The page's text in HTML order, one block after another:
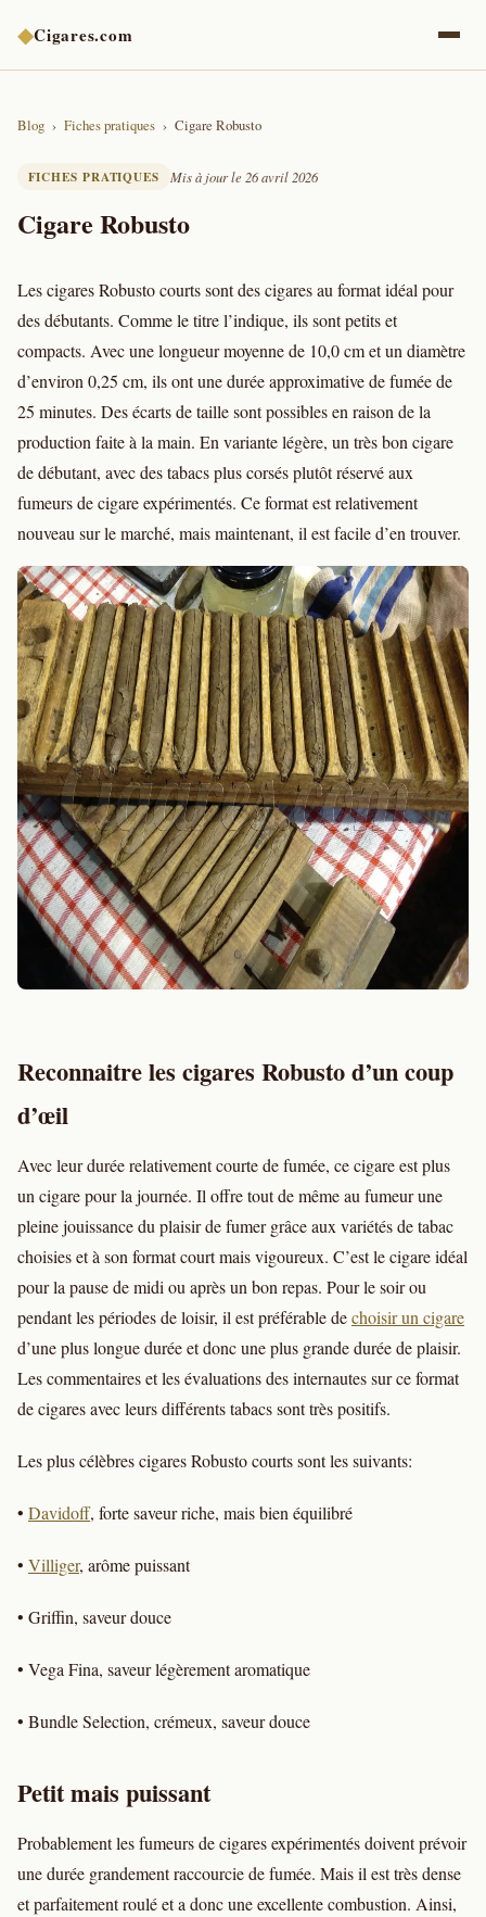
◆Cigares.com
Blog Fiches pratiques Cigare Robusto
FICHES PRATIQUES Mis à jour le 26 avril 2026
Cigare Robusto
Les cigares Robusto courts sont des cigares au format idéal pour
des débutants. Comme le titre l’indique, ils sont petits et
compacts. Avec une longueur moyenne de 10,0 cm et un diamètre
d’environ 0,25 cm, ils ont une durée approximative de fumée de
25 minutes. Des écarts de taille sont possibles en raison de la
production faite à la main. En variante légère, un très bon cigare
de débutant, avec des tabacs plus corsés plutôt réservé aux
fumeurs de cigare expérimentés. Ce format est relativement
nouveau sur le marché, mais maintenant, il est facile d’en trouver.
Reconnaitre les cigares Robusto d’un coup
d’œil
Avec leur durée relativement courte de fumée, ce cigare est plus
un cigare pour la journée. Il offre tout de même au fumeur une
pleine jouissance du plaisir de fumer grâce aux variétés de tabac
choisies et à son format court mais vigoureux. C’est le cigare idéal
pour la pause de midi ou après un bon repas. Pour le soir ou
pendant les périodes de loisir, il est préférable dechoisir un cigare
d’une plus longue durée et donc une plus grande durée de plaisir.
Les commentaires et les évaluations des internautes sur ce format
de cigares avec leurs différents tabacs sont très positifs.
Les plus célèbres cigares Robusto courts sont les suivants:
• Davidoff, forte saveur riche, mais bien équilibré
• Villiger, arôme puissant
• Griffin, saveur douce
• Vega Fina, saveur légèrement aromatique
• Bundle Selection, crémeux, saveur douce
Petit mais puissant
Probablement les fumeurs de cigares expérimentés doivent prévoir
une durée grandement raccourcie de fumée. Mais il est très dense
et parfaitement roulé et a donc une excellente combustion. Ainsi,